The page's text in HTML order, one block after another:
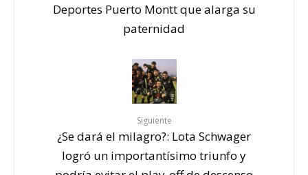
Deportes Puerto Montt que alarga su
paternidad
Siguiente
¿Se dará el milagro?: Lota Schwager
logró un importantísimo triunfo y